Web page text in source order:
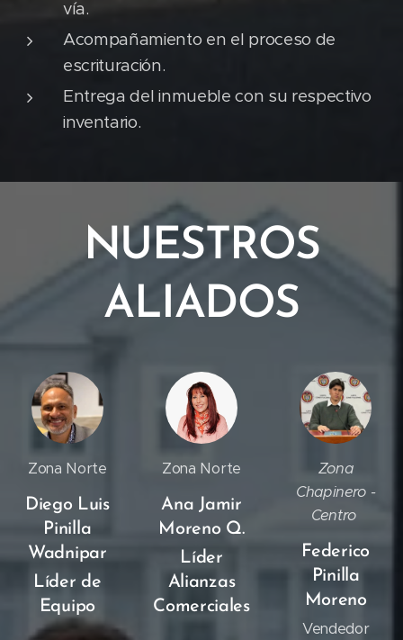
vía.
Acompañamiento en el proceso de
escrituración.
Entrega del inmueble con su respectivo
inventario.
NUESTROS
ALIADOS
Zona Norte
Diego Luis
Pinilla
Wadnipar
Líder de
Equipo
Zona Norte
Ana Jamir
Moreno Q.
Líder
Alianzas
Comerciales
Zona
Chapinero -
Centro
Federico
Pinilla
Moreno
Vendedor